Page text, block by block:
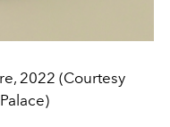
2022 (Courtesy